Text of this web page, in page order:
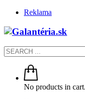
Reklama
No products in cart.